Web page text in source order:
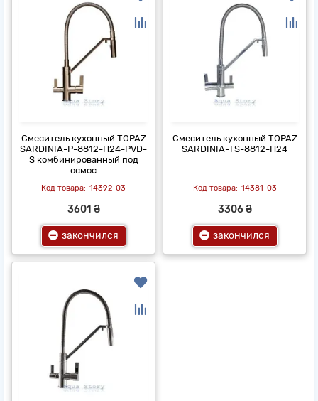
Смеситель кухонный TOPAZ
SARDINIA-P-8812-H24-PVD-
S комбинированный под
осмос
14392-03
3601 ₴
закончился
Смеситель кухонный TOPAZ
SARDINIA-TS-8812-H24
14381-03
3306 ₴
закончился